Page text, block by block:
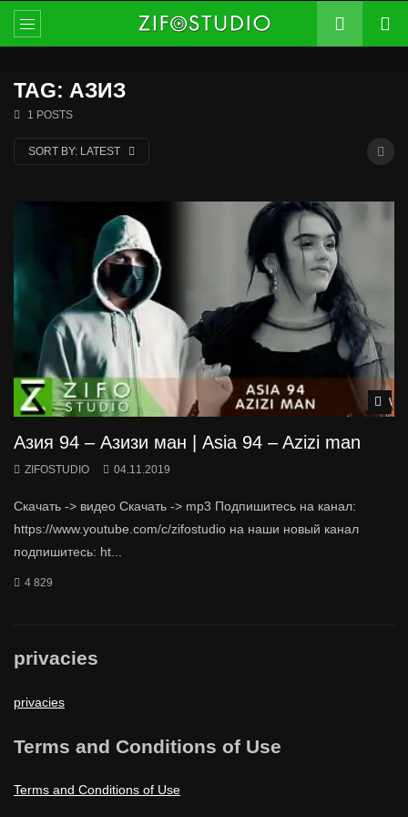
TAG: АЗИЗ
1 POSTS
SORT BY: LATEST
Азия 94 – Азизи ман | Asia 94 – Azizi man
ZIFOSTUDIO 04.11.2019
Скачать -> видео Скачать -> mp3 Подпишитесь на канал:
https://www.youtube.com/c/zifostudio на наши новый канал
подпишитесь: ht...
4 829
privacies
privacies
Terms and Conditions of Use
Terms and Conditions of Use